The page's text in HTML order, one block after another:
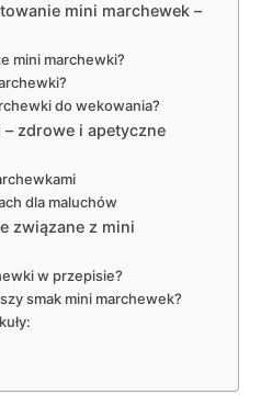
mini marchewek –
mini marchewki?
do wekowania?
zdrowe i apetyczne
dla maluchów
związane z mini
w przepisie?
smak mini marchewek?